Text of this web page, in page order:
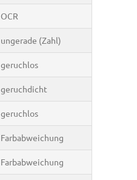
OCR
ungerade (Zahl)
geruchlos
geruchdicht
geruchlos
Farbabweichung
Farbabweichung